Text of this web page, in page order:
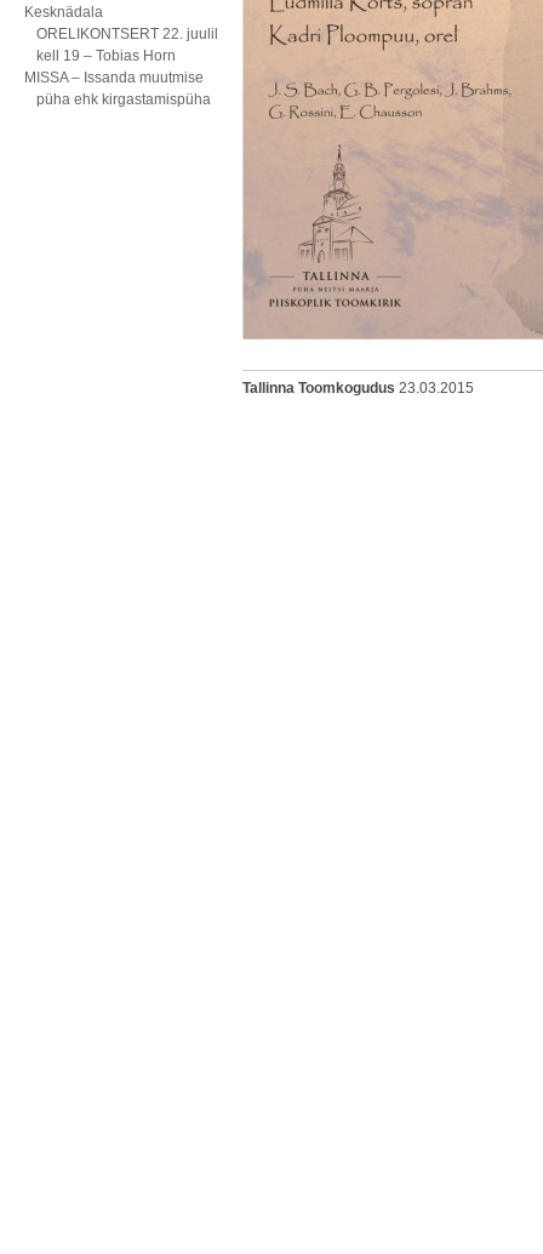
Kesknädala
ORELIKONTSERT 22. juulil
kell 19 – Tobias Horn
MISSA – Issanda muutmise
püha ehk kirgastamispüha
Tallinna Toomkogudus 23.03.2015